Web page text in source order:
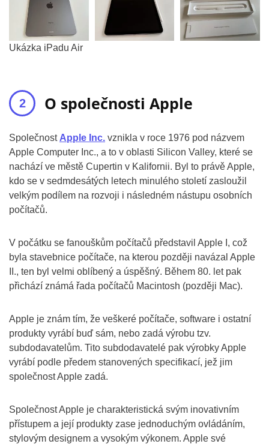
Ukázka iPadu Air
O společnosti Apple
Společnost Apple Inc. vznikla v roce 1976 pod názvem
Apple Computer Inc., a to v oblasti Silicon Valley, které se
nachází ve městě Cupertin v Kalifornii. Byl to právě Apple,
kdo se v sedmdesátých letech minulého století zasloužil
velkým podílem na rozvoji i následném nástupu osobních
počítačů.
V počátku se fanouškům počítačů představil Apple I, což
byla stavebnice počítače, na kterou později navázal Apple
II., ten byl velmi oblíbený a úspěšný. Během 80. let pak
přichází známá řada počítačů Macintosh (později Mac).
Apple je znám tím, že veškeré počítače, software i ostatní
produkty vyrábí buď sám, nebo zadá výrobu tzv.
subdodavatelům. Tito subdodavatelé pak výrobky Apple
vyrábí podle předem stanovených specifikací, jež jim
společnost Apple zadá.
Společnost Apple je charakteristická svým inovativním
přístupem a její produkty zase jednoduchým ovládáním,
stylovým designem a vysokým výkonem. Apple své